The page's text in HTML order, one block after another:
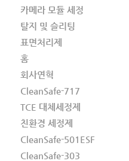
카메라 모듈 세정
탈지 및 슬리팅
표면처리제
홈
회사연혁
CleanSafe-717
TCE 대체세정제
친환경 세정제
CleanSafe-501ESF
CleanSafe-303